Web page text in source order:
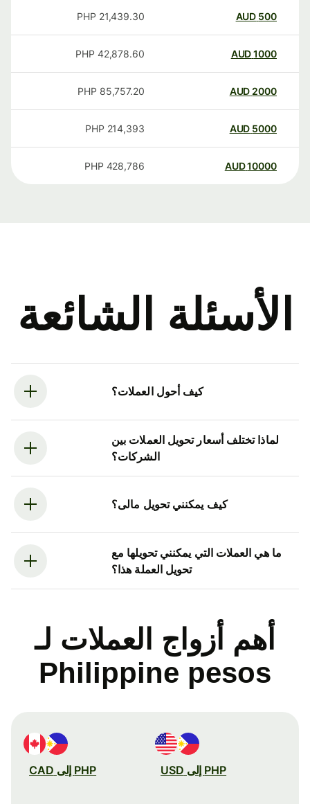
500
AUD
21,439.30
PHP
1000
AUD
42,878.60
PHP
2000
AUD
85,757.20
PHP
5000
AUD
214,393
PHP
10000
AUD
428,786
PHP
الأسئلة الشائعة
كيف أحول العملات؟
لماذا تختلف أسعار تحويل العملات بين
الشركات؟
كيف يمكنني تحويل مالى؟
ما هي العملات التي يمكنني تحويلها مع
تحويل العملة هذا؟
أهم أزواج العملات لـ
Philippine pesos
PHP إلى USD PHP إلى CAD